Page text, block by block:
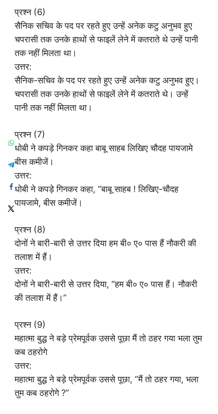
प्रश्न (6)
सैनिक सचिव के पद पर रहते हुए उन्हें अनेक कटु अनुभव हुए
चपरासी तक उनके हाथों से फाइलें लेने में कतराते थे उन्हें पानी
तक नहीं मिलता था।
उत्तर:
सैनिक-सचिव के पद पर रहते हुए उन्हें अनेक कटु अनुभव हुए।
चपरासी तक उनके हाथों से फाइलें लेने में कतराते थे। उन्हें
पानी तक नहीं मिलता था।
प्रश्न (7)
धोबी ने कपड़े गिनकर कहा बाबू साहब लिखिए चौदह पायजामे
बीस कमीजें।
उत्तर:
धोबी ने कपड़े गिनकर कहा, “बाबू साहब ! लिखिए-चौदह
पायजामे, बीस कमीजें।
प्रश्न (8)
दोनों ने बारी-बारी से उत्तर दिया हम बी० ए० पास हैं नौकरी की
तलाश में हैं।
उत्तर:
दोनों ने बारी-बारी से उत्तर दिया, “हम बी० ए० पास हैं। नौकरी
की तलाश में हैं।”
प्रश्न (9)
महात्मा बुद्ध ने बड़े प्रेमपूर्वक उससे पूछा मैं तो ठहर गया भला तुम
कब ठहरोगे
उत्तर:
महात्मा बुद्ध ने बड़े प्रेमपूर्वक उससे पूछा, “मैं तो ठहर गया, भला
तुम कब ठहरोगे ?”